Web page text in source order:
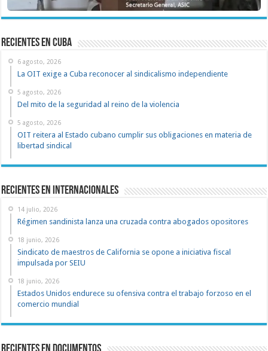
recientes en cuba
6 agosto, 2026
La OIT exige a Cuba reconocer al sindicalismo independiente
5 agosto, 2026
Del mito de la seguridad al reino de la violencia
5 agosto, 2026
OIT reitera al Estado cubano cumplir sus obligaciones en materia de
libertad sindical
Recientes en Internacionales
14 julio, 2026
Régimen sandinista lanza una cruzada contra abogados opositores
18 junio, 2026
Sindicato de maestros de California se opone a iniciativa fiscal
impulsada por SEIU
18 junio, 2026
Estados Unidos endurece su ofensiva contra el trabajo forzoso en el
comercio mundial